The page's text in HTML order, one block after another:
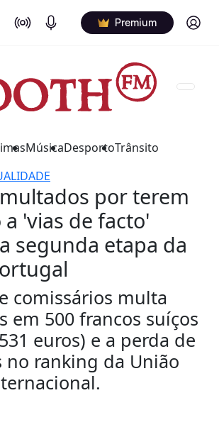
On Air Podcasts Premium Log in
MúsicaDesportoTrânsito
por terem
'vias de facto'
segunda etapa da
comissários multa
em 500 francos suíços
euros) e a perda de
no ranking da União